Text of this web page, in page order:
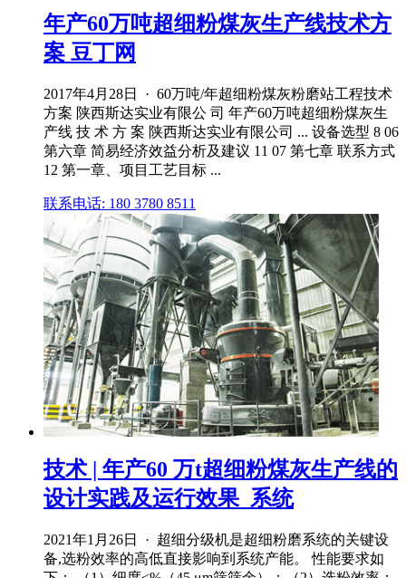
年产60万吨超细粉煤灰生产线技术方
案 豆丁网
2017年4月28日 · 60万吨/年超细粉煤灰粉磨站工程技术
方案 陕西斯达实业有限公 司 年产60万吨超细粉煤灰生
产线 技 术 方 案 陕西斯达实业有限公司 ... 设备选型 8 06
第六章 简易经济效益分析及建议 11 07 第七章 联系方式
12 第一章、项目工艺目标 ...
联系电话: 180 3780 8511
技术 | 年产60 万t超细粉煤灰生产线的
设计实践及运行效果_系统
2021年1月26日 · 超细分级机是超细粉磨系统的关键设
备,选粉效率的高低直接影响到系统产能。 性能要求如